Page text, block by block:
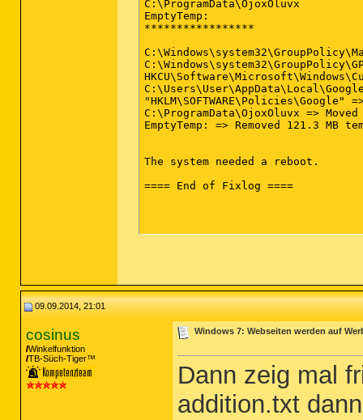
2014-09-09 12:34 - 2014-09-09
C:\ProgramData\OjoxOluvx
EmptyTemp:
*****************
C:\ProgramData\OjoxOluvx =>
EmptyTemp: => Removed 121.3 MB
The system needed a reboot.
==== End of Fixlog ====
09.09.2014, 21:01
cosinus
Winkelfunktion
TB-Süch-Tiger™
Windows 7: Webseiten werden auf
Dann zeig mal
addition.txt